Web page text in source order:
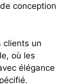
conception
clients un
où les
élégance